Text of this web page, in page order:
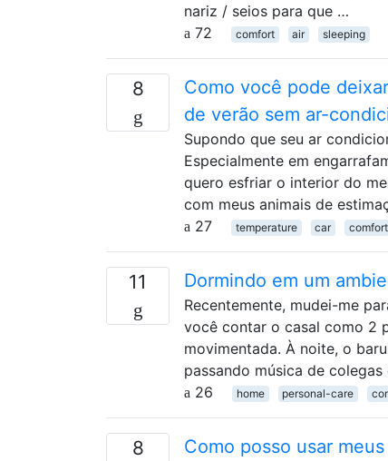
nariz / seios para que …
72
comfort air sleeping
8
Como você pode
de verão sem ar-
Supondo que seu ar
Especialmente em
quero esfriar o interior do
com meus animais de
27
temperature car comfort
11 Dormindo em um
Recentemente, mudei-me
você contar o casal como 2
movimentada. À noite, o
passando música de
26
home personal-care
8 Como posso usar